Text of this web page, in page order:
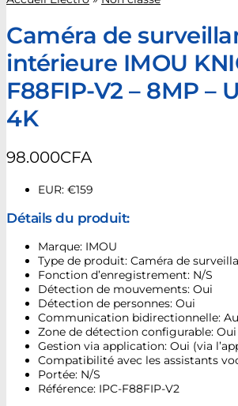
Caméra de
intérieure IMOU
F88FIP-V2 – 8MP –
4K
98.000CFA
EUR: €159
Détails du produit:
Marque: IMOU
Type de produit: Caméra de
Fonction d’enregistrement: N/S
Détection de mouvements: Oui
Détection de personnes: Oui
Communication bidirectionnelle:
Zone de détection configurable: Oui
Gestion via application: Oui (via
Compatibilité avec les assistants
Portée: N/S
Référence: IPC-F88FIP-V2